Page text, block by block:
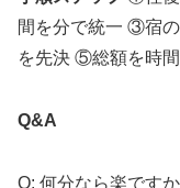
間を分で統一 ③宿
を先決 ⑤総額を時間
Q&A
Q: 何分なら楽です